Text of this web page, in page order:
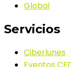
Global
Servicios
Ciberlunes
Eventos